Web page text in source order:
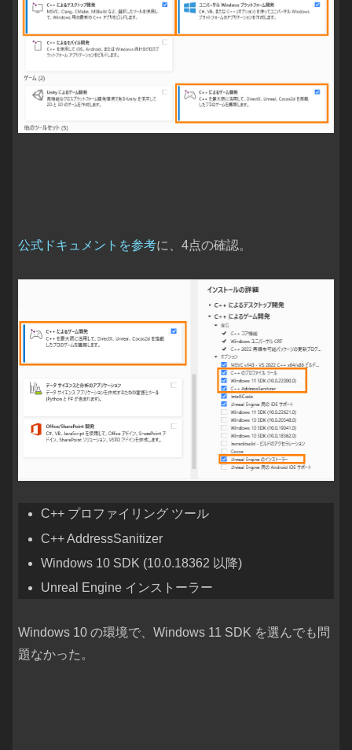
公式ドキュメントを参考に、4点の確認。
C++ プロファイリング ツール
C++ AddressSanitizer
Windows 10 SDK (10.0.18362 以降)
Unreal Engine インストーラー
Windows 10 の環境で、Windows 11 SDK を選んでも問
題なかった。